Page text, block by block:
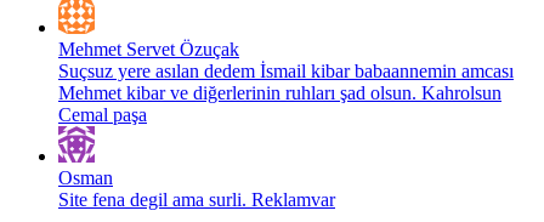
Mehmet Servet Özuçak
Suçsuz yere asılan dedem İsmail kibar babaannemin amcası
Mehmet kibar ve diğerlerinin ruhları şad olsun. Kahrolsun
Cemal paşa
Osman
Site fena degil ama surli. Reklamvar